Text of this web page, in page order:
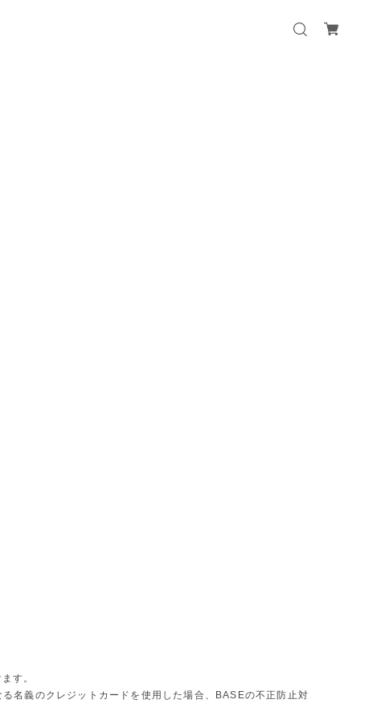
す。
名義のクレジットカードを使用した場合、BASEの不正防止対